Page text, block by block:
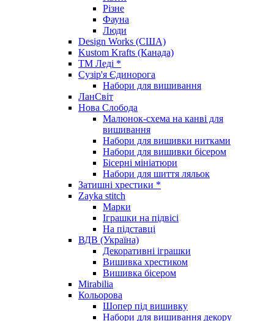
Різне
Фауна
Люди
Design Works (США)
Kustom Krafts (Канада)
ТМ Леді *
Сузір'я Єдинорога
Набори для вишивання
ЛанСвіт
Нова Слобода
Малюнок-схема на канві для
вишивання
Набори для вишивки нитками
Набори для вишивки бісером
Бісерні мініатюри
Набори для шиття ляльок
Затишні хрестики *
Zayka stitch
Марки
Іграшки на підвісі
На підставці
ВДВ (Україна)
Декоративні іграшки
Вишивка хрестиком
Вишивка бісером
Mirabilia
Кольорова
Шопер під вишивку
Набори для вишивання декору